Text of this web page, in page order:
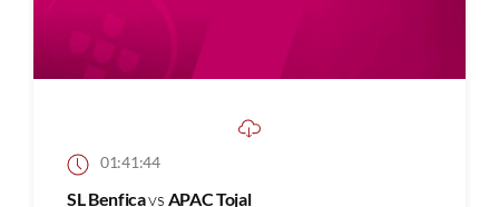
01:41:44
SL Benficavs APAC Tojal